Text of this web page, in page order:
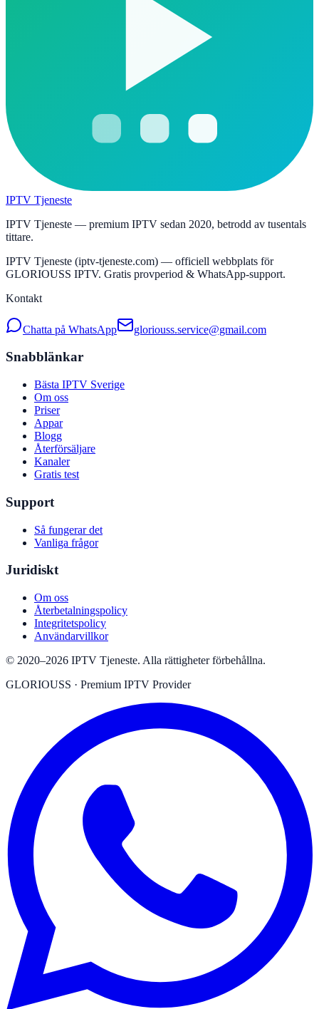
IPTV Tjeneste
IPTV Tjeneste — premium IPTV sedan 2020, betrodd av tusentals
tittare.
IPTV Tjeneste (iptv-tjeneste.com) — officiell webbplats för
GLORIOUSS IPTV. Gratis provperiod & WhatsApp-support.
Kontakt
Chatta på WhatsApp gloriouss.service@gmail.com
Snabblänkar
Bästa IPTV Sverige
Om oss
Priser
Appar
Blogg
Återförsäljare
Kanaler
Gratis test
Support
Så fungerar det
Vanliga frågor
Juridiskt
Om oss
Återbetalningspolicy
Integritetspolicy
Användarvillkor
© 2020–2026 IPTV Tjeneste. Alla rättigheter förbehållna.
GLORIOUSS · Premium IPTV Provider